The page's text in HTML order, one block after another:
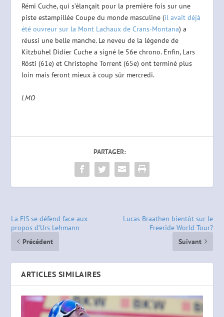
Rémi Cuche, qui s’élançait pour la première fois sur une
piste estampillée Coupe du monde masculine (il avait déjà
été ouvreur sur la Mont Lachaux de Crans-Montana) a
réussi une belle manche. Le neveu de la légende de
Kitzbühel Didier Cuche a signé le 56e chrono. Enfin, Lars
Rösti (61e) et Christophe Torrent (65e) ont terminé plus
loin mais feront mieux à coup sûr mercredi.
LMO
PARTAGER:
La FIS se défend face aux
propos d’Urs Lehmann
Précédent
Lucas Braathen bientôt sur le
Freeride World Tour?
Suivant
ARTICLES SIMILAIRES